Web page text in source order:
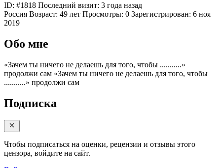
ID: #1818 Последний визит: 3 года назад
Россия Возраст: 49 лет Просмотры: 0 Зарегистрирован: 6 ноя
2019
Обо мне
«Зачем ты ничего не делаешь для того, чтобы ...........»
продолжи сам «Зачем ты ничего не делаешь для того, чтобы
...........» продолжи сам
Подписка
Чтобы подписаться на оценки, рецензии и отзывы этого
цензора, войдите на сайт.